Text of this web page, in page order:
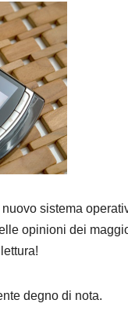
sistema
opinioni dei
degno di nota.